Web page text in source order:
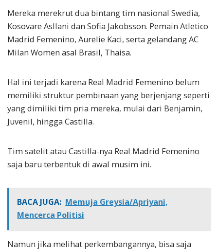
Mereka merekrut dua bintang tim nasional Swedia,
Kosovare Asllani dan Sofia Jakobsson. Pemain Atletico
Madrid Femenino, Aurelie Kaci, serta gelandang AC
Milan Women asal Brasil, Thaisa.
Hal ini terjadi karena Real Madrid Femenino belum
memiliki struktur pembinaan yang berjenjang seperti
yang dimiliki tim pria mereka, mulai dari Benjamin,
Juvenil, hingga Castilla.
Tim satelit atau Castilla-nya Real Madrid Femenino
saja baru terbentuk di awal musim ini.
BACA JUGA: Memuja Greysia/Apriyani,
Mencerca Politisi
Namun jika melihat perkembangannya, bisa saja